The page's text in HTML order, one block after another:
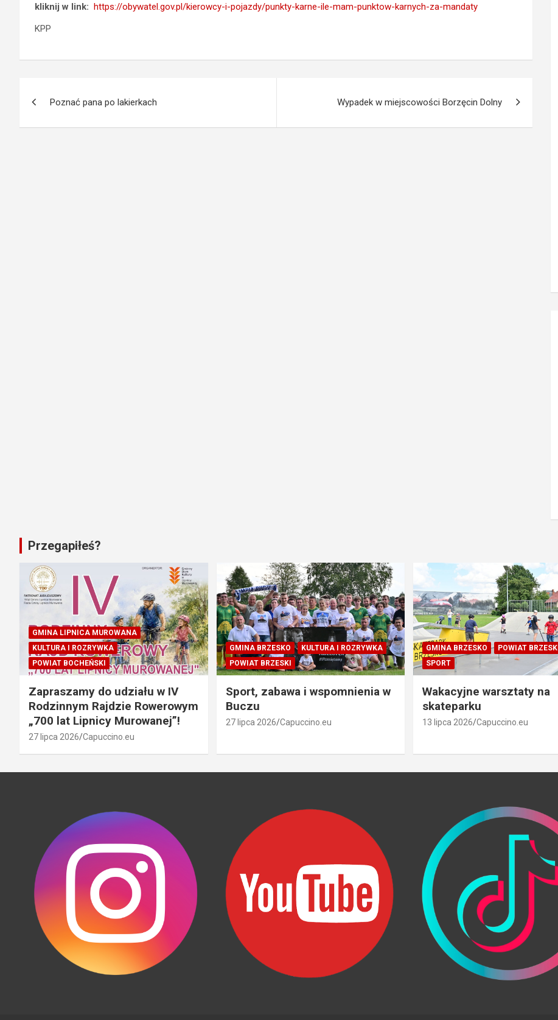
kliknij w link: https://obywatel.gov.pl/kierowcy-i-pojazdy/punkty-karne-ile-mam-punktow-karnych-za-mandaty
KPP
Poznać pana po lakierkach Wypadek w miejscowości Borzęcin Dolny
Przegapiłeś?
GMINA LIPNICA MUROWANA
KULTURA I ROZRYWKA
POWIAT BOCHEŃSKI
Zapraszamy do udziału w IV
Rodzinnym Rajdzie Rowerowym
„700 lat Lipnicy Murowanej”!
27 lipca 2026 Capuccino.eu
GMINA BRZESKO
KULTURA I ROZRYWKA
POWIAT BRZESKI
Sport, zabawa i wspomnienia w
Buczu
27 lipca 2026 Capuccino.eu
GMINA BRZESKO
POWIAT BRZESKI
SPORT
Wakacyjne warsztaty na
skateparku
13 lipca 2026 Capuccino.eu